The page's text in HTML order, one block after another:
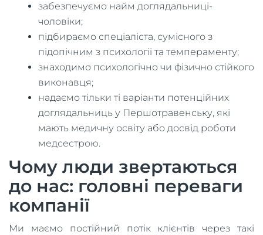
забезпечуємо найм доглядальниці-
чоловіки;
підбираємо спеціаліста, сумісного з
підопічним з психології та темпераменту;
знаходимо психологічно чи фізично стійкого
виконавця;
надаємо тільки ті варіанти потенційних
доглядальниць у Першотравенську, які
мають медичну освіту або досвід роботи
медсестрою.
Чому люди звертаються
до нас: головні переваги
компанії
Ми маємо постійний потік клієнтів через такі